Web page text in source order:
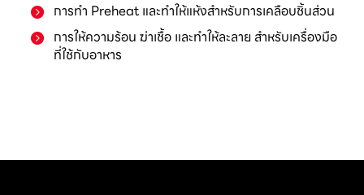
การทำ Preheat และทำให้แห้งสำหรับการเคลือบชิ้นส่วน
การให้ความร้อน ฆ่าเชื้อ และทำให้ละลาย สำหรับเครื่องมือ
ที่ใช้กับอาหาร